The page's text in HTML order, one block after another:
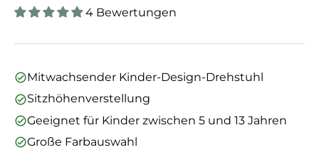
4 Bewertungen
Mitwachsender Kinder-Design-Drehstuhl
Sitzhöhenverstellung
Geeignet für Kinder zwischen 5 und 13 Jahren
Große Farbauswahl